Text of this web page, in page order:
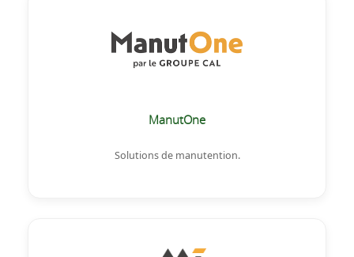
ManutOne
Solutions de manutention.